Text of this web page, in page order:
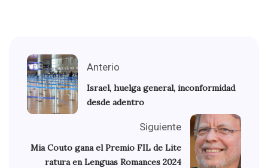
Anterio
Israel, huelga general, inconformidad
desde adentro
Siguiente
Mia Couto gana el Premio FIL de Lite
ratura en Lenguas Romances 2024